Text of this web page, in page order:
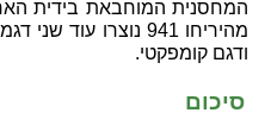
מהיריחו 941 נוצרו
ודגם קומפקטי.
סיכום